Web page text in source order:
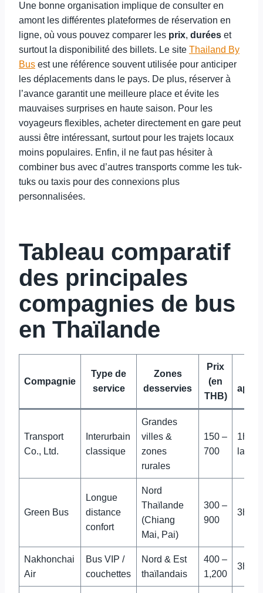
Une bonne organisation implique de consulter en
amont les différentes plateformes de réservation en
ligne, où vous pouvez comparer les prix, durées et
surtout la disponibilité des billets. Le site Thailand By
Bus est une référence souvent utilisée pour anticiper
les déplacements dans le pays. De plus, réserver à
l’avance garantit une meilleure place et évite les
mauvaises surprises en haute saison. Pour les
voyageurs flexibles, acheter directement en gare peut
aussi être intéressant, surtout pour les trajets locaux
moins populaires. Enfin, il ne faut pas hésiter à
combiner bus avec d’autres transports comme les tuk-
tuks ou taxis pour des connexions plus
personnalisées.
Tableau comparatif
des principales
compagnies de bus
en Thaïlande
Compagnie
Type de
service
Zones
desservies
Prix
(en
THB)
Transport
Co., Ltd.
Interurbain
classique
Grandes
villes &
zones
rurales
150 –
700
1h à
la
Green Bus
Longue
distance
confort
Nord
Thaïlande
(Chiang
Mai, Pai)
300 –
900
3h à
Nakhonchai
Air
Bus VIP /
couchettes
Nord & Est
thaïlandais
400 –
1,200
3h à